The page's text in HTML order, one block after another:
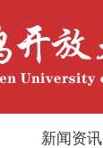
新闻资讯